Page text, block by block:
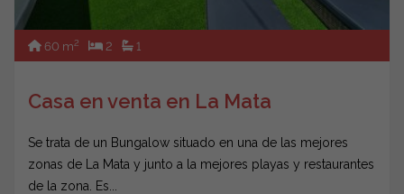
60 m2 2 1
Casa en venta en La Mata
Se trata de un Bungalow situado en una de las mejores
zonas de La Mata y junto a la mejores playas y restaurantes
de la zona. Es...